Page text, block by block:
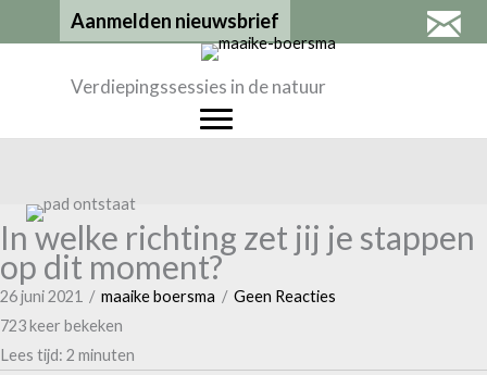
naar
Aanmelden nieuwsbrief
Verdiepingssessies in de natuur
In welke richting zet jij je stappen
op dit moment?
26 juni 2021 / maaike boersma / Geen Reacties
723 keer bekeken
Lees tijd: 2 minuten